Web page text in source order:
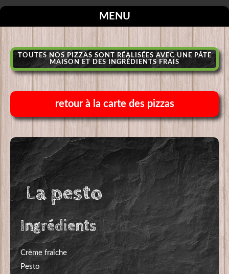
MENU
TOUTES NOS PIZZAS SONT RÉALISÉES AVEC UNE PÂTE
MAISON ET DES INGRÉDIENTS FRAIS
retour à la carte des pizzas
11,00€
La pesto
Ingrédients
Crème fraîche
Pesto